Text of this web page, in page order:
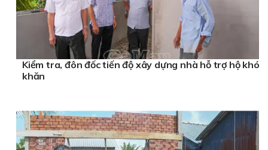
Kiểm tra, đôn đốc tiến độ xây dựng nhà hỗ trợ hộ khó
khăn